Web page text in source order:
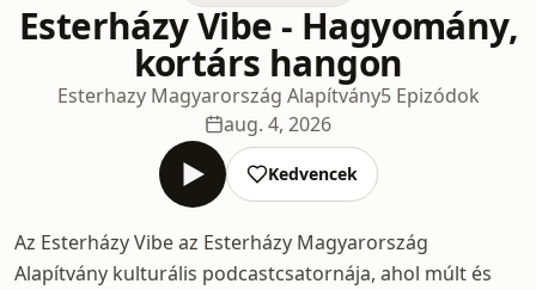
Esterházy Vibe - Hagyomány,
kortárs hangon
Esterhazy Magyarország Alapítvány5 Epizódok
aug. 4, 2026
Kedvencek
Az Esterházy Vibe az Esterházy Magyarország
Alapítvány kulturális podcastcsatornája, ahol múlt és